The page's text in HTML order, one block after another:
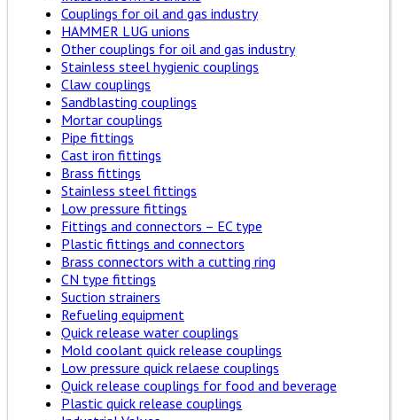
Couplings for oil and gas industry
HAMMER LUG unions
Other couplings for oil and gas industry
Stainless steel hygienic couplings
Claw couplings
Sandblasting couplings
Mortar couplings
Pipe fittings
Cast iron fittings
Brass fittings
Stainless steel fittings
Low pressure fittings
Fittings and connectors – EC type
Plastic fittings and connectors
Brass connectors with a cutting ring
CN type fittings
Suction strainers
Refueling equipment
Quick release water couplings
Mold coolant quick release couplings
Low pressure quick relaese couplings
Quick release couplings for food and beverage
Plastic quick release couplings